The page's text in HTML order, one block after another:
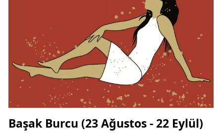
Başak Burcu (23 Ağustos - 22 Eylül)